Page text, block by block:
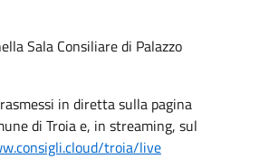
Sala Consiliare di Palazzo
in diretta sulla pagina
di Troia e, in streaming, sul
troia/live